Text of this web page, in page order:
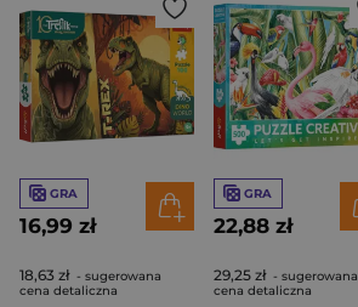
GRA
16,99 zł
18,63 zł - sugerowana
cena detaliczna
GRA
22,88 zł
29,25 zł - sugerowana
cena detaliczna